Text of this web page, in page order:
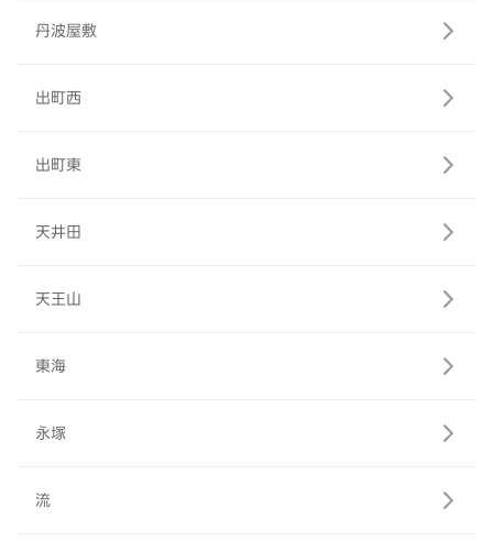
丹波屋敷
出町西
出町東
天井田
天王山
東海
永塚
流